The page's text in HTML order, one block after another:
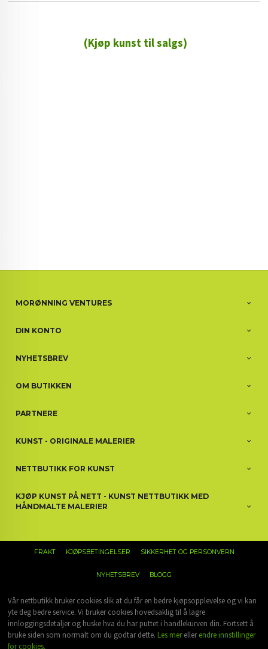
(Kjøp kunst til salgs)
MORØNNING VENTURES
DIN KONTO
NYHETSBREV
OM BUTIKKEN
PARTNERE
KUNST - ORIGINALE MALERIER
NETTBUTIKK FOR KUNST
KJØP KUNST PÅ NETT - KUNST NETTBUTIKK MED
HÅNDMALTE MALERIER
FRAKT KJØPSBETINGELSER SIKKERHET OG PERSONVERN
NYHETSBREV BLOGG
Vår nettbutikk bruker cookies slik at du får en bedre kjøpsopplevelse og vi kan
yte deg bedre service. Vi bruker cookies hovedsaklig til å lagre
innloggingsdetaljer og huske hva du har puttet i handlekurven din. Fortsett å
bruke siden som normalt om du godtar dette. Les merellerendre innstillinger
for cookies.